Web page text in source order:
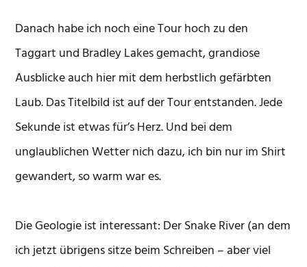
Danach habe ich noch eine Tour hoch zu den
Taggart und Bradley Lakes gemacht, grandiose
Ausblicke auch hier mit dem herbstlich gefärbten
Laub. Das Titelbild ist auf der Tour entstanden. Jede
Sekunde ist etwas für’s Herz. Und bei dem
unglaublichen Wetter nich dazu, ich bin nur im Shirt
gewandert, so warm war es.
Die Geologie ist interessant: Der Snake River (an dem
ich jetzt übrigens sitze beim Schreiben – aber viel